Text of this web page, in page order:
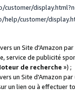
customer/
un Site d'Amazon
service de publicité
de recherche ») ;
un Site d'Amazon
un lien ou à